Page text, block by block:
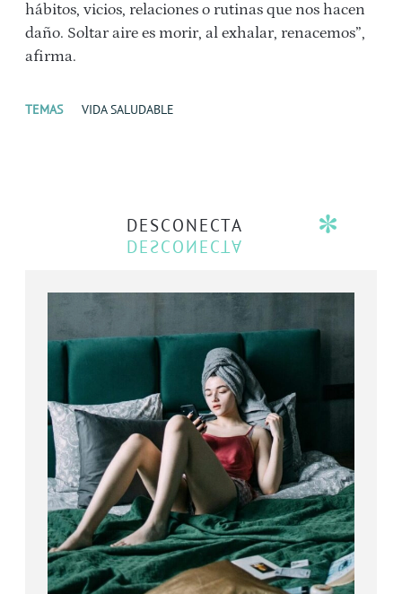
hábitos, vicios, relaciones o rutinas que nos hacen
daño. Soltar aire es morir, al exhalar, renacemos”,
afirma.
TEMAS VIDA SALUDABLE
DESCONECTA